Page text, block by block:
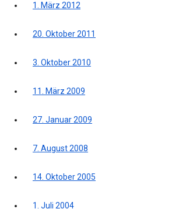
1. März 2012
20. Oktober 2011
3. Oktober 2010
11. März 2009
27. Januar 2009
7. August 2008
14. Oktober 2005
1. Juli 2004